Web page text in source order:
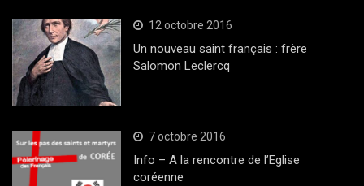
12 octobre 2016
Un nouveau saint français : frère
Salomon Leclercq
7 octobre 2016
Info – A la rencontre de l’Eglise
coréenne